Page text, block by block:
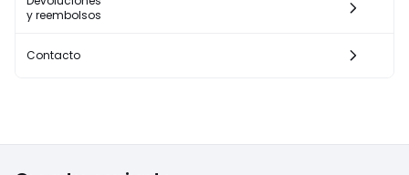
y reembolsos
Contacto